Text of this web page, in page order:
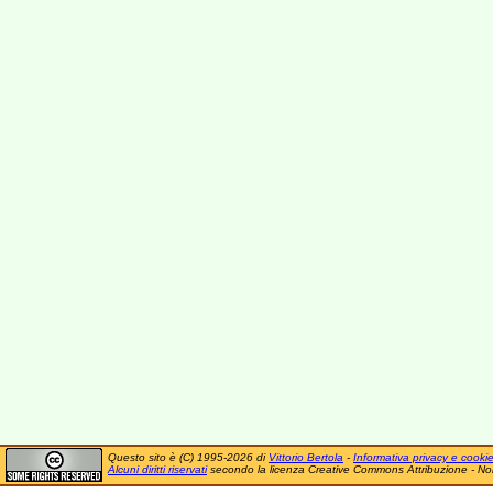
Questo sito è (C) 1995-2026 di Vittorio Bertola - Informativa privacy e cookie
Alcuni diritti riservatisecondo la licenza Creative Commons Attribuzione -